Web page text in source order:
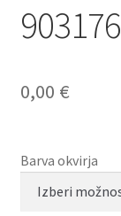
903176
0,00 €
Barva okvirja